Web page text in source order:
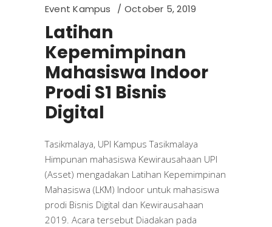
Event Kampus October 5, 2019
Latihan
Kepemimpinan
Mahasiswa Indoor
Prodi S1 Bisnis
Digital
Tasikmalaya, UPI Kampus Tasikmalaya
Himpunan mahasiswa Kewirausahaan UPI
(Asset) mengadakan Latihan Kepemimpinan
Mahasiswa (LKM) Indoor untuk mahasiswa
prodi Bisnis Digital dan Kewirausahaan
2019. Acara tersebut Diadakan pada